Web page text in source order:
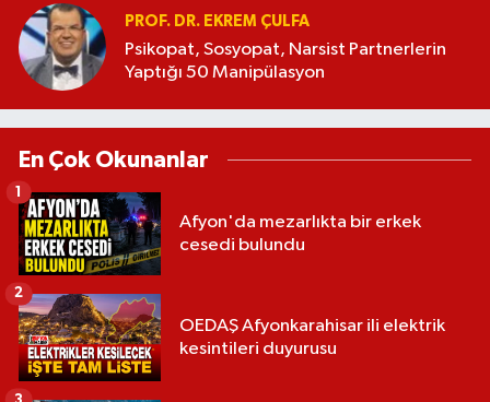
PROF. DR. EKREM ÇULFA
Psikopat, Sosyopat, Narsist Partnerlerin
Yaptığı 50 Manipülasyon
En Çok Okunanlar
Afyon'da mezarlıkta bir erkek
cesedi bulundu
1
OEDAŞ Afyonkarahisar ili elektrik
kesintileri duyurusu
2